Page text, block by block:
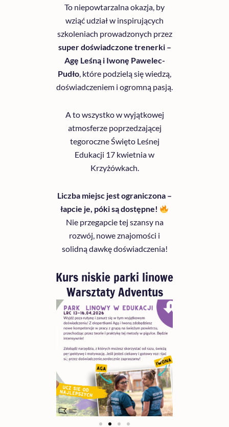
To niepowtarzalna okazja, by
wziąć udział w inspirujących
szkoleniach prowadzonych przez
super doświadczone trenerki –
Agę Leśną i Iwonę Pawelec-
Pudło, które podzielą się wiedzą,
doświadczeniem i ogromną pasją.
A to wszystko w wyjątkowej
atmosferze poprzedzającej
tegoroczne Święto Leśnej
Edukacji 17 kwietnia w
Krzyżówkach.
Liczba miejsc jest ograniczona –
łapcie je, póki są dostępne!
Nie przegapcie tej szansy na
rozwój, nowe znajomości i
solidną dawkę doświadczenia!
Kurs niskie parki linowe
Warsztaty Adventus